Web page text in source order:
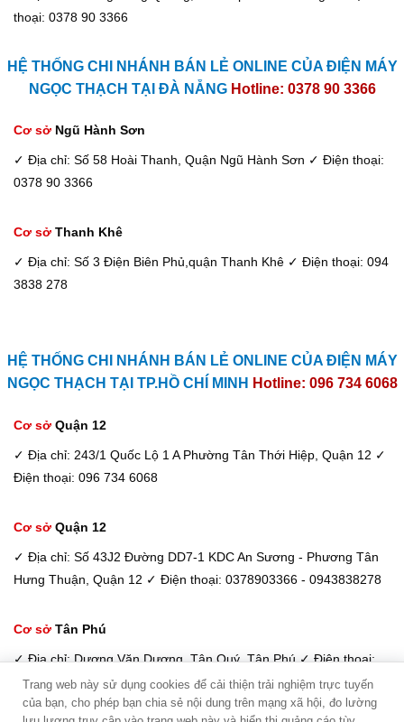
thoại: 0378 90 3366
HỆ THỐNG CHI NHÁNH BÁN LẺ ONLINE CỦA ĐIỆN MÁY
NGỌC THẠCH TẠI ĐÀ NẴNG Hotline: 0378 90 3366
Cơ sở Ngũ Hành Sơn
✓ Địa chỉ: Số 58 Hoài Thanh, Quận Ngũ Hành Sơn ✓ Điện thoại:
0378 90 3366
Cơ sở Thanh Khê
✓ Địa chỉ: Số 3 Điện Biên Phủ,quận Thanh Khê ✓ Điện thoại: 094
3838 278
HỆ THỐNG CHI NHÁNH BÁN LẺ ONLINE CỦA ĐIỆN MÁY
NGỌC THẠCH TẠI TP.HỒ CHÍ MINH Hotline: 096 734 6068
Cơ sở Quận 12
✓ Địa chỉ: 243/1 Quốc Lộ 1 A Phường Tân Thới Hiệp, Quận 12 ✓
Điện thoại: 096 734 6068
Cơ sở Quận 12
✓ Địa chỉ: Số 43J2 Đường DD7-1 KDC An Sương - Phương Tân
Hưng Thuận, Quận 12 ✓ Điện thoại: 0378903366 - 0943838278
Cơ sở Tân Phú
✓ Địa chỉ: Dương Văn Dương, Tân Quý, Tân Phú✓ Điện thoại:
098 933 6068 / 033 885 6600
Trang web này sử dụng cookies để cải thiện trải nghiệm trực tuyến
của bạn, cho phép bạn chia sẻ nội dung trên mạng xã hội, đo lường
Kim Dung - Tư vấn viên